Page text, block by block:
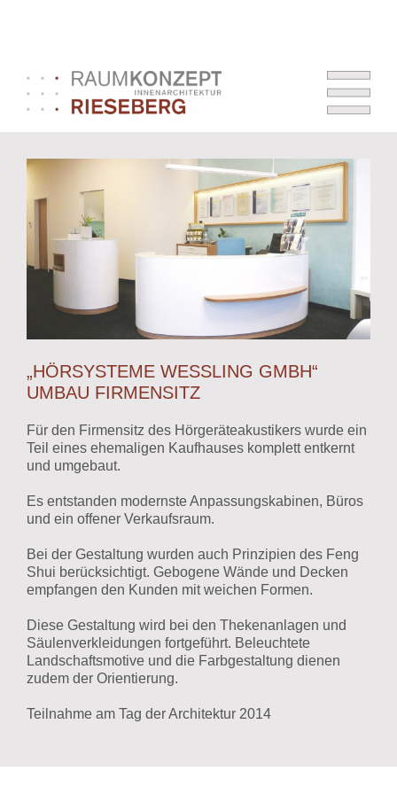
„HÖRSYSTEME WESSLING GMBH“
UMBAU FIRMENSITZ
Für den Firmensitz des Hörgeräteakustikers wurde ein
Teil eines ehemaligen Kaufhauses komplett entkernt
und umgebaut.
Es entstanden modernste Anpassungskabinen, Büros
und ein offener Verkaufsraum.
Bei der Gestaltung wurden auch Prinzipien des Feng
Shui berücksichtigt. Gebogene Wände und Decken
empfangen den Kunden mit weichen Formen.
Diese Gestaltung wird bei den Thekenanlagen und
Säulenverkleidungen fortgeführt. Beleuchtete
Landschaftsmotive und die Farbgestaltung dienen
zudem der Orientierung.
Teilnahme am Tag der Architektur 2014